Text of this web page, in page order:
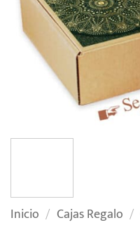
Inicio / Cajas Regalo /